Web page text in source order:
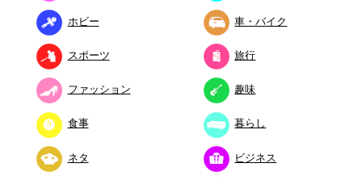
ホビー 車・バイク
スポーツ 旅行
ファッション 趣味
食事 暮らし
ネタ ビジネス